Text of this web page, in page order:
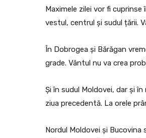
Maximele zilei vor fi
vestul, centrul și sudul țării.
În Dobrogea și Bărăgan
grade. Vântul nu va crea
Și în sudul Moldovei, dar și
ziua precedentă. La orele
Nordul Moldovei și